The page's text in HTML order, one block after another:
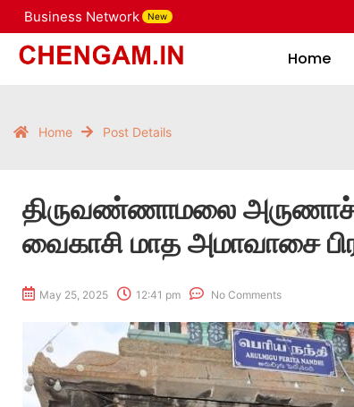
Business Network New
Home
Home Post Details
திருவண்ணாமலை
வைகாசி மாத அமாவாசை
May 25, 2025 12:41 pm No Comments